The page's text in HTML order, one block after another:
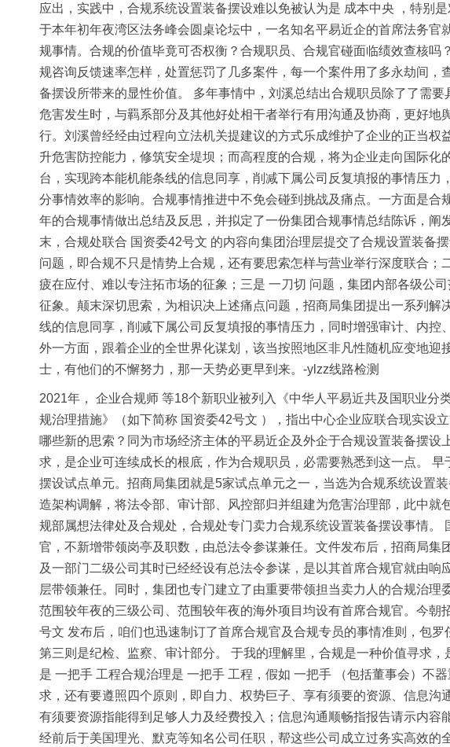
应出，实践中，合规系统设置装备摆设难以免被认为是 成本中央 ，特别
于本年初年夜湾区法务峰会圆桌论坛中，一名知名平易近企的首席法务
规事情。合规的价值毕竟可否权衡？合规职员、合规官碰面临绩效查核
规咨询反馈速率怎样，处置惩罚了几多案件，每一个案件用了多永劫间
备摆设所带来的显性价值。 多年事情中，刘溪总结出合规职员除了了需
危害发生时，与羁系部分及其他好处相干者举行有用沟通及协商，更好
行。刘溪曾经经由过程向立法机关提建议的方式乐成维护了企业的正当
升危害防控能力，修筑安全堤坝；而高程度的合规，将为企业走向国际
台，实现跨本能机能条线的信息同享，削减下属公司反复填报的事情压
分事情效率的影响。合规事情推进中不免会碰到挑战及痛点。一方面是
年的合规事情做出总结及反思，并拟定了一份集团合规事情总结陈诉，
末，合规处联合 国资委42号文 的内容向集团治理层提交了合规设置装备
问题，即合规不只是情势上合规，还有要思索怎样与营业举行深度联合
疲在应付、难以专注拓市场的征象；三是 一刀切 问题，集团内部各级公
征象。颠末深切思索，为相识决上述痛点问题，招商局集团提出一系列
线的信息同享，削减下属公司反复填报的事情压力，同时增强审计、内
外一方面，跟着企业的全世界化谋划，该当按照地区非凡性随机应变地
士，有他们的不懈努力，那一天势必更早到来。-ylzz线路检测
2021年， 企业合规师 等18个新职业被列入《中华人平易近共及国职业
规治理措施》（如下简称 国资委42号文 ），指出中心企业应联合现实设
哪些新的思索？同为市场经济主体的平易近企及外企于合规设置装备摆
求，是企业可连续成长的根底，作为合规职员，必需要熟悉到这一点。
摆设试点单元。招商局集团就是5家试点单元之一，当选为合规系统设置
造架构调解，将法令部、审计部、风控部归并组建为危害治理部，此中
规部属想法律处及合规处，合规处专门卖力合规系统设置装备摆设事情
官，不新增带领岗亭及职数，由总法令参谋兼任。文件发布后，招商局
及一部门二级公司其时已经经设有总法令参谋，是以其首席合规官就由
层带领兼任。同时，集团也专门建立了由重要带领担当卖力人的合规治
范围较年夜的三级公司、范围较年夜的海外项目均设有首席合规官。今
号文 发布后，咱们也迅速制订了首席合规官及合规专员的事情准则，包
第三则是纪检、监察、审计部分。 于我的理解里，合规是一种价值寻求
是 一把手 工程合规治理是 一把手 工程，假如 一把手 （包括董事会）不
求，还有要遵照四个原则，即自力、权势巨子、享有须要的资源、信息
有须要资源指能得到足够人力及经费投入；信息沟通顺畅指报告请示内
经前后于美国理光、默克等知名公司任职，帮这些公司成立过务实高效